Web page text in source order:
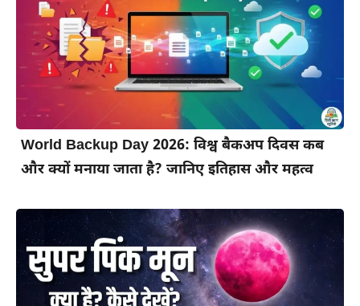
World Backup Day 2026: विश्व बैकअप दिवस कब
और क्यों मनाया जाता है? जानिए इतिहास और महत्व